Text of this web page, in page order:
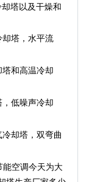
塔以及干燥和
塔，水平流
和高温冷却
低噪声冷却
却塔，双弯曲
能空调今天为大